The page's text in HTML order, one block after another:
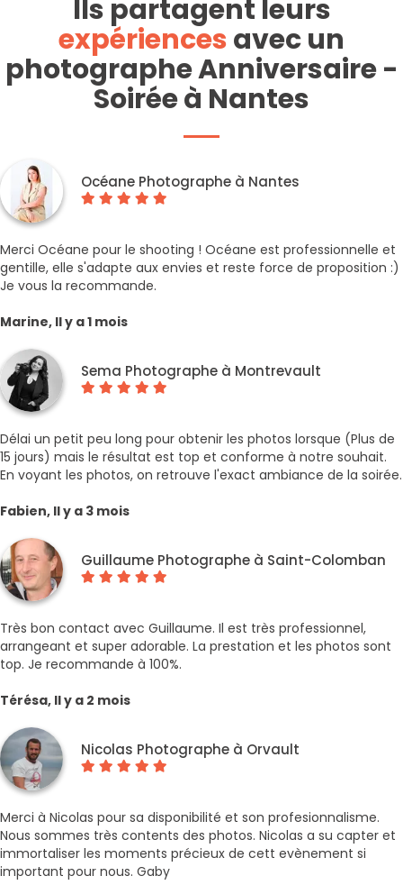
Ils partagent leurs
expériencesavec un
photographe Anniversaire -
Soirée à Nantes
Océane Photographe à Nantes
Merci Océane pour le shooting ! Océane est professionnelle et
gentille, elle s'adapte aux envies et reste force de proposition :)
Je vous la recommande.
Marine, Il y a 1 mois
Sema Photographe à Montrevault
Délai un petit peu long pour obtenir les photos lorsque (Plus de
15 jours) mais le résultat est top et conforme à notre souhait.
En voyant les photos, on retrouve l'exact ambiance de la soirée.
Fabien, Il y a 3 mois
Guillaume Photographe à Saint-Colomban
Très bon contact avec Guillaume. Il est très professionnel,
arrangeant et super adorable. La prestation et les photos sont
top. Je recommande à 100%.
Térésa, Il y a 2 mois
Nicolas Photographe à Orvault
Merci à Nicolas pour sa disponibilité et son profesionnalisme.
Nous sommes très contents des photos. Nicolas a su capter et
immortaliser les moments précieux de cett evènement si
important pour nous. Gaby